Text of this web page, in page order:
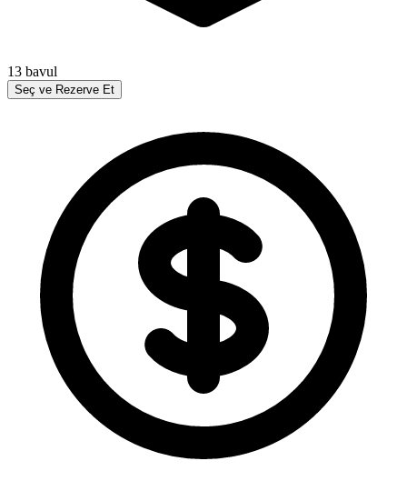
13 bavul
Seç ve Rezerve Et